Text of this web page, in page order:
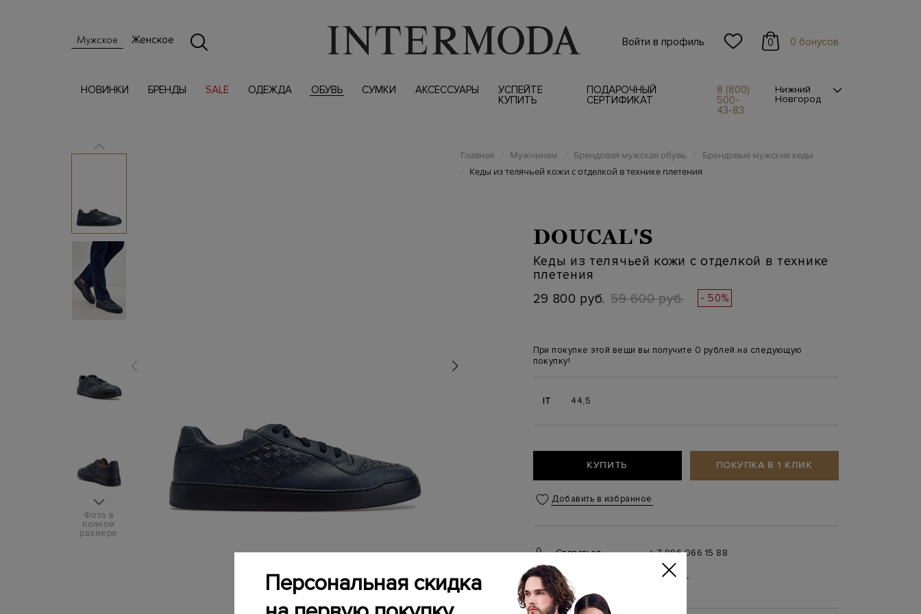
Мужское Женское Войти в профиль 0 0 бонусов
НОВИНКИ БРЕНДЫ SALE ОДЕЖДА ОБУВЬ СУМКИ АКСЕССУАРЫ
УСПЕЙТЕ
КУПИТЬ
ПОДАРОЧНЫЙ
СЕРТИФИКАТ
8 (800)
500-
43-83
Нижний
Новгород
Фото в
полном
размере
Главная / Мужчинам / Брендовая мужская обувь / Брендовые мужские кеды
/ Кеды из телячьей кожи с отделкой в технике плетения
DOUCAL'S
Кеды из телячьей кожи с отделкой в технике
плетения
29 800 руб. 59 600 руб. - 50%
При покупке этой вещи вы получите 0 рублей на следующую
покупку!
IT 44,5
КУПИТЬ ПОКУПКА В 1 КЛИК
Добавить в избранное
Связаться
+ 7 996 066 15 88
Менеджер бутика в
Telegram
(ежедневно с 10:00 до 21:00)
Персональная скидка